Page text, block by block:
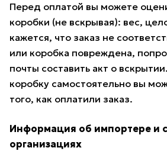
Перед оплатой вы можете
коробки (не вскрывая): вес,
кажется, что заказ не
или коробка повреждена,
почты составить акт о
коробку самостоятельно вы
того, как оплатили заказ.
Информация об импортере и
организациях